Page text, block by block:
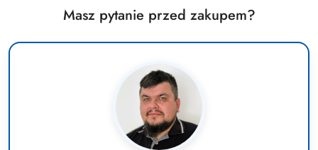
Masz pytanie przed zakupem?